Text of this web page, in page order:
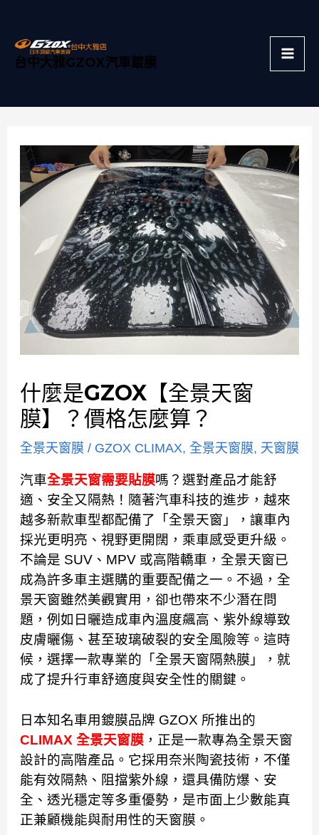
容
台中大雅GZOX汽車鍍膜
什麼是GZOX【全景天窗
膜】？價格怎麼算？
全景天窗膜 / GZOX CLIMAX, 全景天窗膜, 天窗膜
汽車全景天窗需要貼膜嗎？選對產品才能舒
適、安全又隔熱！隨著汽車科技的進步，越來
越多新款車型都配備了「全景天窗」，讓車內
採光更明亮、視野更開闊，乘車感受更升級。
不論是 SUV、MPV 或高階轎車，全景天窗已
成為許多車主選購的重要配備之一。不過，全
景天窗雖然美觀實用，卻也帶來不少潛在問
題，例如日曬造成車內溫度飆高、紫外線導致
皮膚曬傷、甚至玻璃破裂的安全風險等。這時
候，選擇一款專業的「全景天窗隔熱膜」，就
成了提升行車舒適度與安全性的關鍵。
日本知名車用鍍膜品牌 GZOX 所推出的
CLIMAX 全景天窗膜，正是一款專為全景天窗
設計的高階產品。它採用奈米陶瓷技術 ，不僅
能有效隔熱、阻擋紫外線，還具備防爆、安
全、透光穩定等多重優勢，是市面上少數能真
正兼顧機能與耐用性的天窗膜。